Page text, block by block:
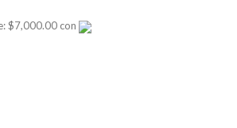
$7,000.00 con